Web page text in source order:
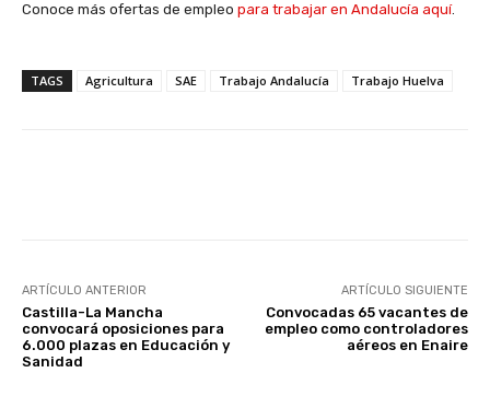
Conoce más ofertas de empleo para trabajar en Andalucía aquí.
TAGS Agricultura SAE Trabajo Andalucía Trabajo Huelva
ARTÍCULO ANTERIOR
Castilla-La Mancha
convocará oposiciones para
6.000 plazas en Educación y
Sanidad
ARTÍCULO SIGUIENTE
Convocadas 65 vacantes de
empleo como controladores
aéreos en Enaire